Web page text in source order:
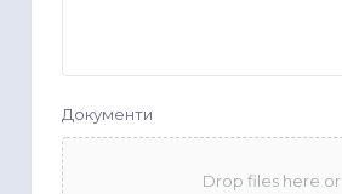
Документи
Drop files here or